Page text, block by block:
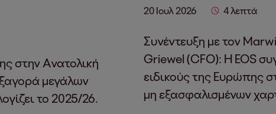
στην Ανατολική
μεγάλων
το 2025/26.
20 Ιουλ 2026 4 λεπτά
Συνέντευξη με τον
Griewel (CFO): Η EOS
ειδικούς της Ευρώπης
μη εξασφαλισμένων